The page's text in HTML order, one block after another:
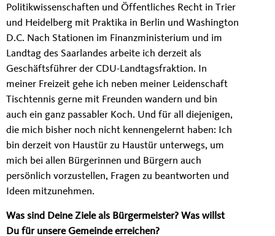
Politikwissenschaften und Öffentliches Recht in Trier
und Heidelberg mit Praktika in Berlin und Washington
D.C. Nach Stationen im Finanzministerium und im
Landtag des Saarlandes arbeite ich derzeit als
Geschäftsführer der CDU-Landtagsfraktion. In
meiner Freizeit gehe ich neben meiner Leidenschaft
Tischtennis gerne mit Freunden wandern und bin
auch ein ganz passabler Koch. Und für all diejenigen,
die mich bisher noch nicht kennengelernt haben: Ich
bin derzeit von Haustür zu Haustür unterwegs, um
mich bei allen Bürgerinnen und Bürgern auch
persönlich vorzustellen, Fragen zu beantworten und
Ideen mitzunehmen.
Was sind Deine Ziele als Bürgermeister? Was willst
Du für unsere Gemeinde erreichen?